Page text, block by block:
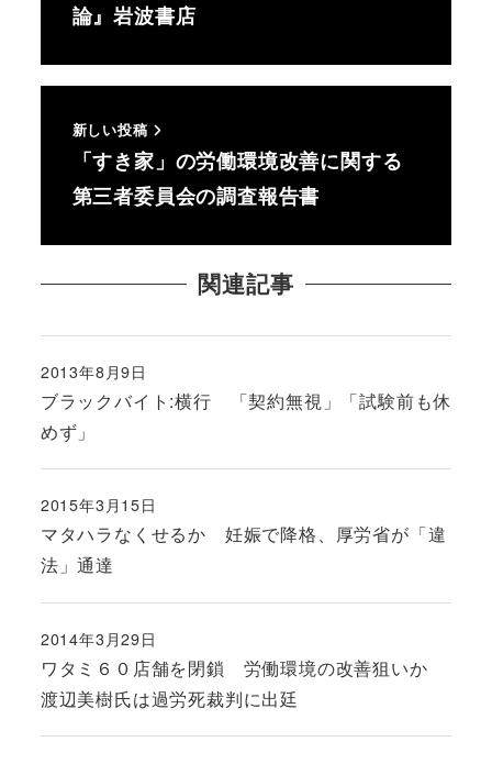
論』岩波書店
新しい投稿
「すき家」の労働環境改善に関する
第三者委員会の調査報告書
関連記事
ブラックバイト:横行 「契約無視」「試験前も休
めず」
投稿日
2013年8月9日
マタハラなくせるか 妊娠で降格、厚労省が「違
法」通達
投稿日
2015年3月15日
ワタミ６０店舗を閉鎖 労働環境の改善狙いか
渡辺美樹氏は過労死裁判に出廷
投稿日
2014年3月29日